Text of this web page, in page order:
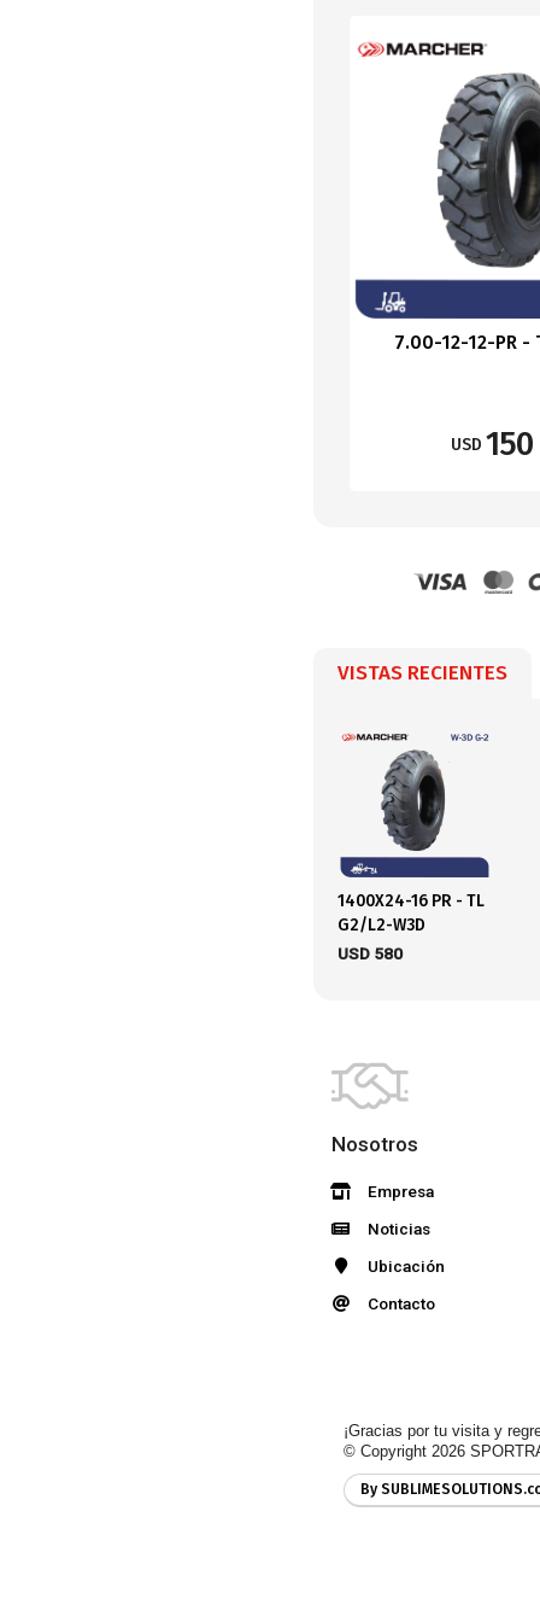
7.00-12-12-PR -
USD 150
VISTAS RECIENTES
1400X24-16 PR - TL
G2/L2-W3D
USD 580
Nosotros
Empresa
Noticias
Ubicación
Contacto
¡Gracias por tu visita y
© Copyright 2026
By